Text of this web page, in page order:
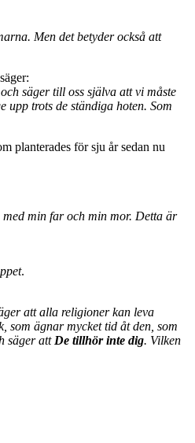
Men det betyder också att
säger till oss själva att vi måste
trots de ständiga hoten. Som
planterades för sju år sedan nu
min far och min mor. Detta är
.
att alla religioner kan leva
som ägnar mycket tid åt den, som
säger att De tillhör inte dig. Vilken